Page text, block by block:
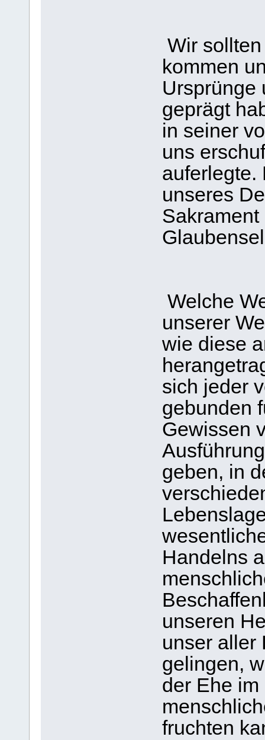
Wir
kommen
Ursprünge
geprägt
in seiner
uns
auferlegte.
unseres
Welche
unserer
wie diese
sich jeder
gebunden
Gewissen
geben, in
Handelns
unseren
unser aller
gelingen,
der Ehe
fruchten